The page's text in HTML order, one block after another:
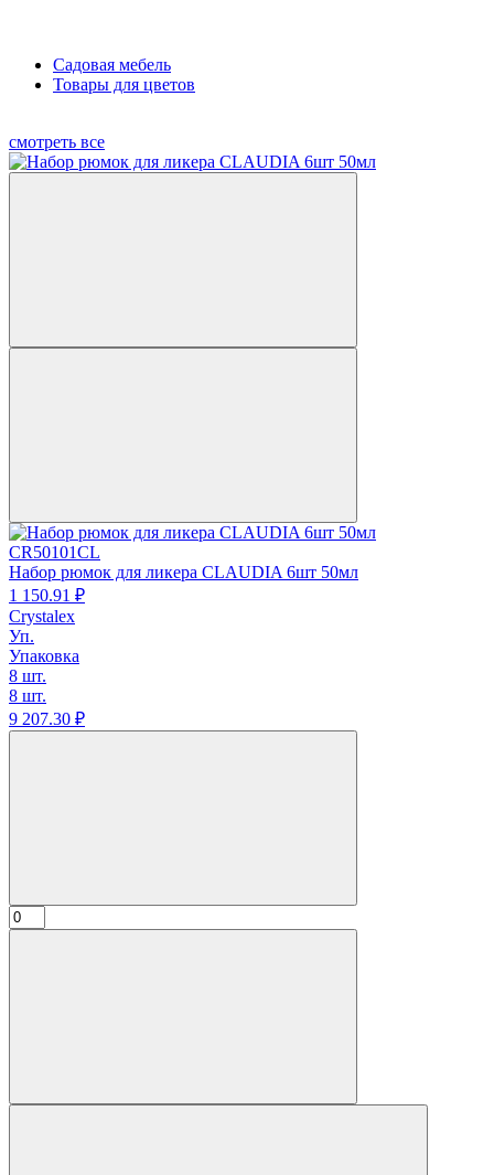
Садовая мебель
Товары для цветов
смотреть все
CR50101CL
Набор рюмок для ликера CLAUDIA 6шт 50мл
1 150.91 ₽
Crystalex
Уп.
Упаковка
8 шт.
8 шт.
9 207.30 ₽